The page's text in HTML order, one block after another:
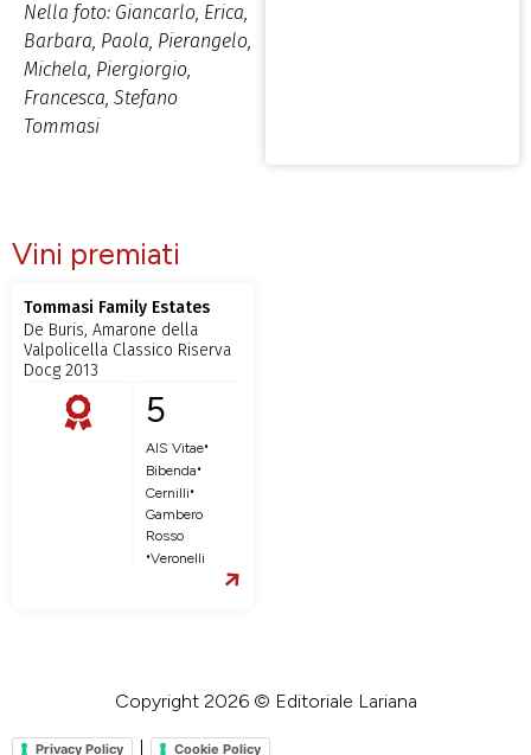
Nella foto: Giancarlo, Erica,
Barbara, Paola, Pierangelo,
Michela, Piergiorgio,
Francesca, Stefano
Tommasi
Vini premiati
Tommasi Family Estates
De Buris, Amarone della
Valpolicella Classico Riserva
Docg 2013
5
AIS Vitae•
Bibenda•
Cernilli•
Gambero
Rosso
•Veronelli
Copyright 2026 © Editoriale Lariana
Privacy Policy Cookie Policy